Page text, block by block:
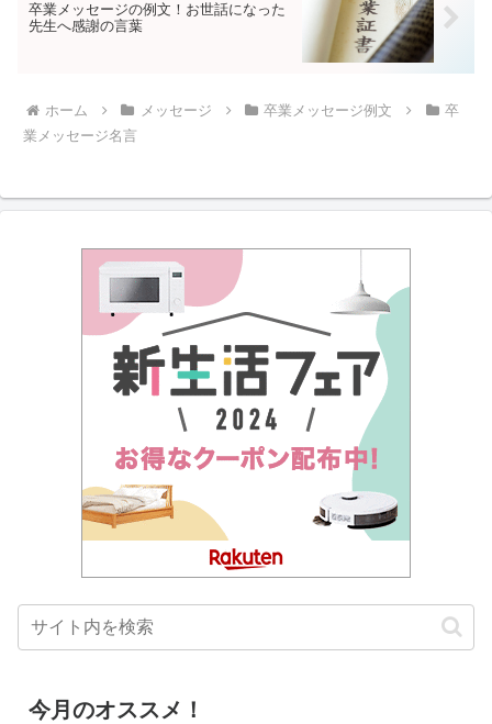
卒業メッセージの例文！お世話になった
先生へ感謝の言葉
ホーム メッセージ 卒業メッセージ例文
卒
業メッセージ名言
今月のオススメ！